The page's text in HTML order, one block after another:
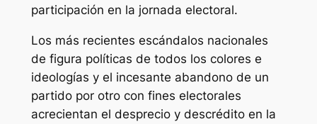
participación en la jornada electoral.
Los más recientes escándalos nacionales
de figura políticas de todos los colores e
ideologías y el incesante abandono de un
partido por otro con fines electorales
acrecientan el desprecio y descrédito en la